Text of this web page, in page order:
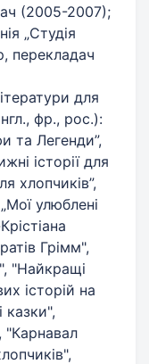
(2005-2007);
„Студія
перекладач
для
фр., рос.):
та Легенди”,
історії для
хлопчиків”,
улюблені
Грімм",
"Найкращі
історій на
казки",
"Карнавал